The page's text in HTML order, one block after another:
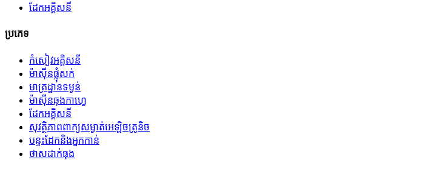
ដែកអគ្គិសនី
ប្រភេទ
កំសៀវអគ្គិសនី
ម៉ាស៊ីន​ផ្លុំ​សក់
មាត្រដ្ឋានទម្ងន់
ម៉ាស៊ីន​ឆុងកាហ្វេ
ដែកអគ្គិសនី
សុវត្ថិភាពពាក្យសម្ងាត់អេឡិចត្រូនិច
បន្ទះដែកនិងអ្នកកាន់
ថាសដាក់ធុង